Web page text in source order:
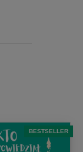
BESTSELLER